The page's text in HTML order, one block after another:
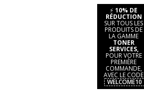
⚡ 10% DE
RÉDUCTION
SUR TOUS LES
PRODUITS DE
LA GAMME
TONER
SERVICES,
POUR VOTRE
PREMIÈRE
COMMANDE,
AVEC LE CODE
WELCOME10